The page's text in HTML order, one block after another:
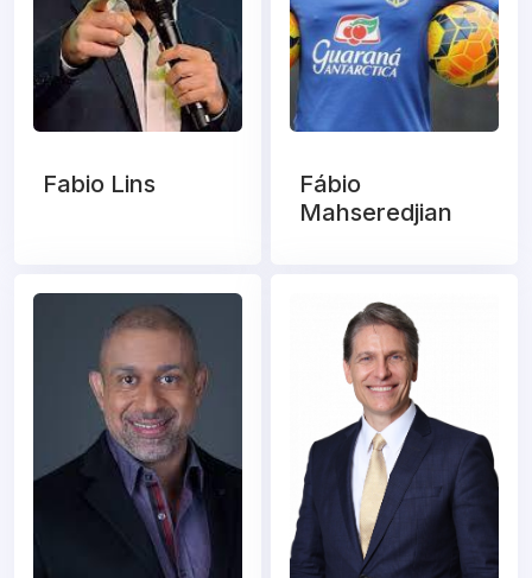
Fabio Lins
Fábio
Mahseredjian